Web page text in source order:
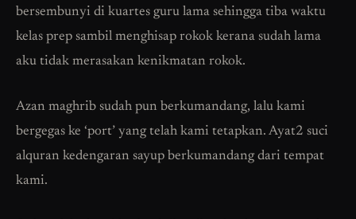
bersembunyi di kuartes guru lama sehingga tiba waktu
kelas prep sambil menghisap rokok kerana sudah lama
aku tidak merasakan kenikmatan rokok.
Azan maghrib sudah pun berkumandang, lalu kami
bergegas ke ‘port’ yang telah kami tetapkan. Ayat2 suci
alquran kedengaran sayup berkumandang dari tempat
kami.